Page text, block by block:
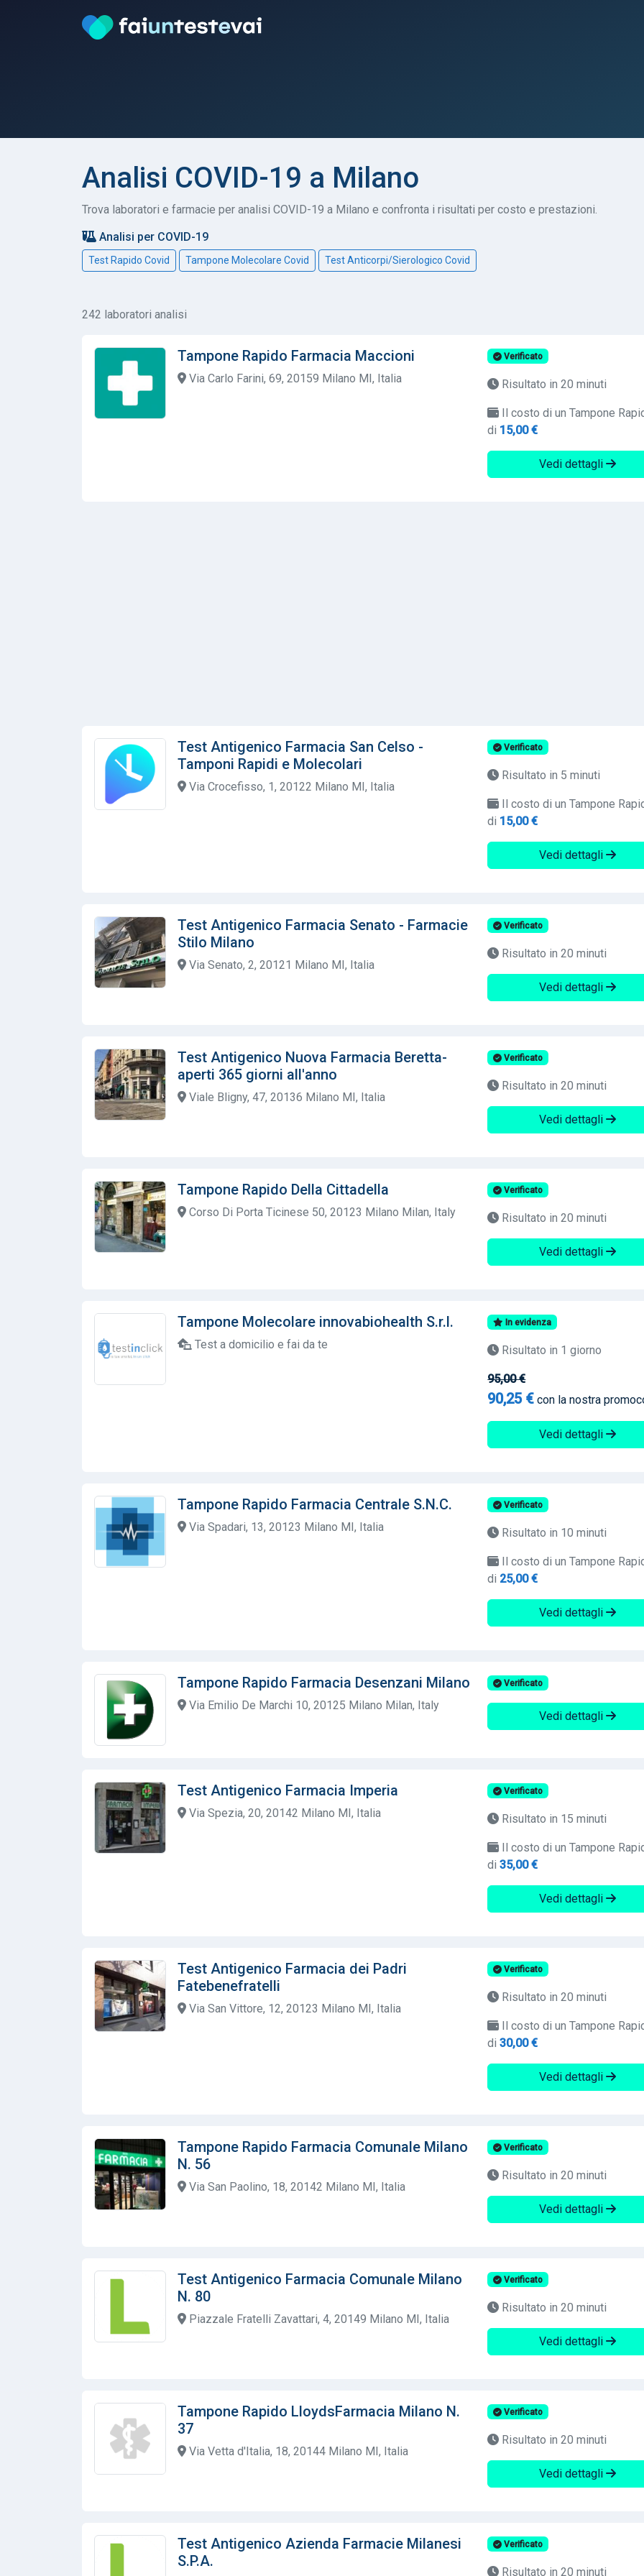
Analisi COVID-19 a Milano
Trova laboratori e farmacie per analisi COVID-19 a Milano e confronta i risultati per costo e prestazioni.
Analisi per COVID-19
Test Rapido Covid Tampone Molecolare Covid Test Anticorpi/Sierologico Covid
242 laboratori analisi
Tampone Rapido Farmacia Maccioni
Via Carlo Farini, 69, 20159 Milano MI, Italia
Verificato
Risultato in 20 minuti
Il costo di un Tampone
di 15,00 €
Vedi dettagli
Test Antigenico Farmacia San Celso -
Tamponi Rapidi e Molecolari
Via Crocefisso, 1, 20122 Milano MI, Italia
Verificato
Risultato in 5 minuti
Il costo di un Tampone
di 15,00 €
Vedi dettagli
Test Antigenico Farmacia Senato - Farmacie
Stilo Milano
Via Senato, 2, 20121 Milano MI, Italia
Verificato
Risultato in 20 minuti
Vedi dettagli
Test Antigenico Nuova Farmacia Beretta-
aperti 365 giorni all'anno
Viale Bligny, 47, 20136 Milano MI, Italia
Verificato
Risultato in 20 minuti
Vedi dettagli
Tampone Rapido Della Cittadella
Corso Di Porta Ticinese 50, 20123 Milano Milan, Italy
Verificato
Risultato in 20 minuti
Vedi dettagli
Tampone Molecolare innovabiohealth S.r.l.
Test a domicilio e fai da te
In evidenza
Risultato in 1 giorno
95,00 €
90,25 € con la nostra
Vedi dettagli
Tampone Rapido Farmacia Centrale S.N.C.
Via Spadari, 13, 20123 Milano MI, Italia
Verificato
Risultato in 10 minuti
Il costo di un Tampone
di 25,00 €
Vedi dettagli
Tampone Rapido Farmacia Desenzani Milano
Via Emilio De Marchi 10, 20125 Milano Milan, Italy
Verificato
Vedi dettagli
Test Antigenico Farmacia Imperia
Via Spezia, 20, 20142 Milano MI, Italia
Verificato
Risultato in 15 minuti
Il costo di un Tampone
di 35,00 €
Vedi dettagli
Test Antigenico Farmacia dei Padri
Fatebenefratelli
Via San Vittore, 12, 20123 Milano MI, Italia
Verificato
Risultato in 20 minuti
Il costo di un Tampone
di 30,00 €
Vedi dettagli
Tampone Rapido Farmacia Comunale Milano
N. 56
Via San Paolino, 18, 20142 Milano MI, Italia
Verificato
Risultato in 20 minuti
Vedi dettagli
Test Antigenico Farmacia Comunale Milano
N. 80
Piazzale Fratelli Zavattari, 4, 20149 Milano MI, Italia
Verificato
Risultato in 20 minuti
Vedi dettagli
Tampone Rapido LloydsFarmacia Milano N.
37
Via Vetta d'Italia, 18, 20144 Milano MI, Italia
Verificato
Risultato in 20 minuti
Vedi dettagli
Test Antigenico Azienda Farmacie Milanesi
S.P.A.
Verificato
Risultato in 20 minuti